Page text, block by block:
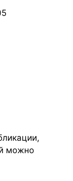
можно